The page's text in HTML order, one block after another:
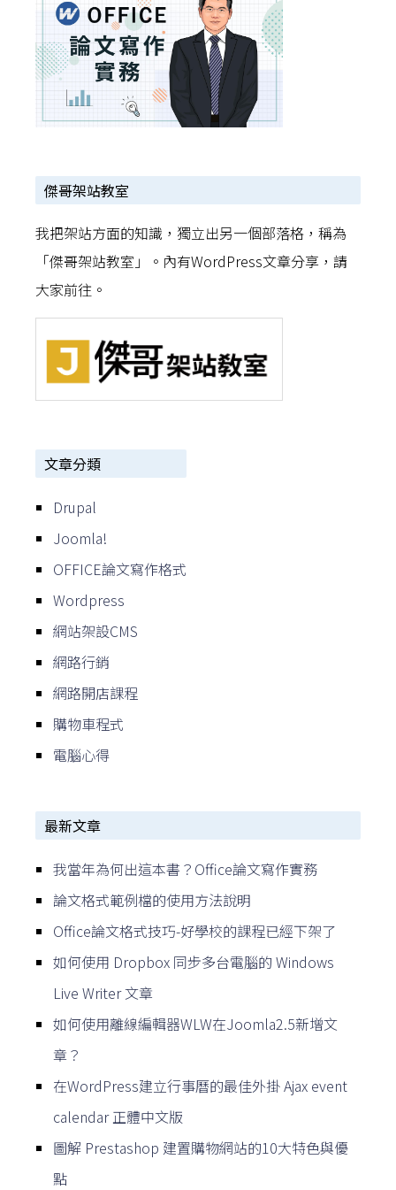
傑哥架站教室
我把架站方面的知識，獨立出另一個部落格，稱為
「傑哥架站教室」。內有WordPress文章分享，請
大家前往。
文章分類
Drupal
Joomla!
OFFICE論文寫作格式
Wordpress
網站架設CMS
網路行銷
網路開店課程
購物車程式
電腦心得
最新文章
我當年為何出這本書？Office論文寫作實務
論文格式範例檔的使用方法說明
Office論文格式技巧-好學校的課程已經下架了
如何使用 Dropbox 同步多台電腦的 Windows
Live Writer 文章
如何使用離線編輯器WLW在Joomla2.5新增文
章？
在WordPress建立行事曆的最佳外掛 Ajax event
calendar 正體中文版
圖解 Prestashop 建置購物網站的10大特色與優
點